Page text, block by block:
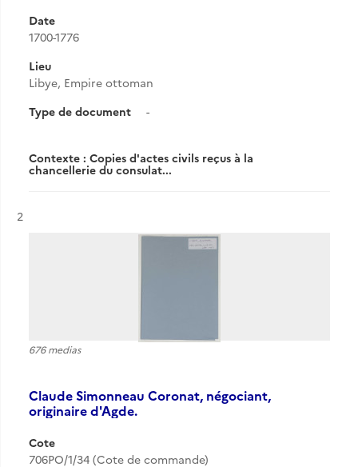
Date
1700-1776
Lieu
Libye, Empire ottoman
Type de document
-
Contexte : Copies d'actes civils reçus à la
chancellerie du consulat...
Résultat n°
2
676 medias
Claude Simonneau Coronat, négociant,
originaire d'Agde.
Cote
706PO/1/34 (Cote de commande)